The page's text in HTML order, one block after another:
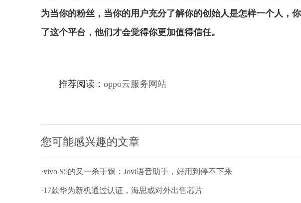
为当你的粉丝，当你的用户充分了解你的创始人是怎样一个人，
了这个平台，他们才会觉得你更加值得信任。
推荐阅读： oppo云服务网站
您可能感兴趣的文章
·vivo S5的又一杀手锏：Jovi语音助手，好用到停不下来
·17款华为新机通过认证，海思或对外出售芯片